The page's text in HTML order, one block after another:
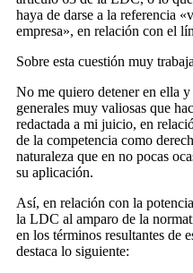
haya de darse a la referencia
empresa», en relación con el
Sobre esta cuestión muy
No me quiero detener en ella
generales muy valiosas que
redactada a mi juicio, en
de la competencia como
naturaleza que en no pocas
su aplicación.
Así, en relación con la
la LDC al amparo de la
en los términos resultantes de
destaca lo siguiente: